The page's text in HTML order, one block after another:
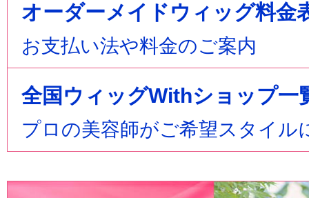
オーダーメイドウィッグ料金
お支払い法や料金のご案内
全国ウィッグWithショップ一
プロの美容師がご希望スタイル